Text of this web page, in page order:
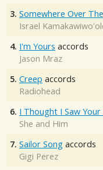
3. Somewhere Over
Israel
4. I'm Yours accords
Jason Mraz
5. Creep accords
Radiohead
6. I Thought I Saw
She and Him
7. Sailor Song accords
Gigi Perez